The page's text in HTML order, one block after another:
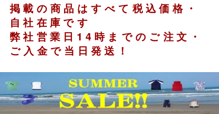
掲載の商品はすべて税込価格・
自社在庫です
弊社営業日14時までのご注文・
ご入金で当日発送！